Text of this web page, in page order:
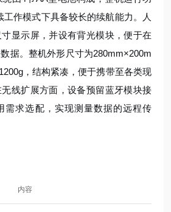
工作模式下具备较长的续航能力。人
显示屏，并设有背光模块，便于在
据。整机外形尺寸为280mm×200m
，结构紧凑，便于携带至各类现
线扩展方面，设备预留蓝牙模块接
需求选配，实现测量数据的远程传
内容